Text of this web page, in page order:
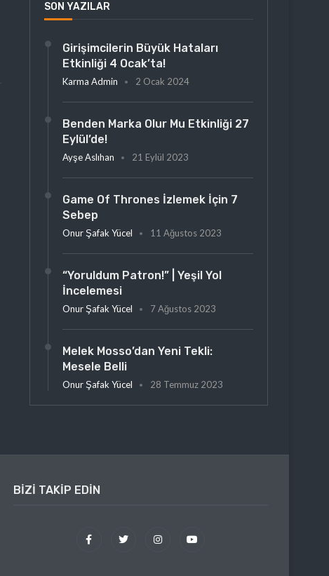
SON YAZILAR
Girişimcilerin Büyük Hataları
Etkinliği 4 Ocak’ta!
Karma Admin 2 Ocak 2024
Benden Marka Olur Mu Etkinliği 27
Eylül’de!
Ayşe Aslıhan 21 Eylül 2023
Game Of Thrones İzlemek İçin 7
Sebep
Onur Şafak Yücel 11 Ağustos 2023
“Yoruldum Patron!” | Yeşil Yol
İncelemesi
Onur Şafak Yücel 7 Ağustos 2023
Melek Mosso’dan Yeni Tekli:
Mesele Belli
Onur Şafak Yücel 28 Temmuz 2023
BIZI TAKIP EDIN